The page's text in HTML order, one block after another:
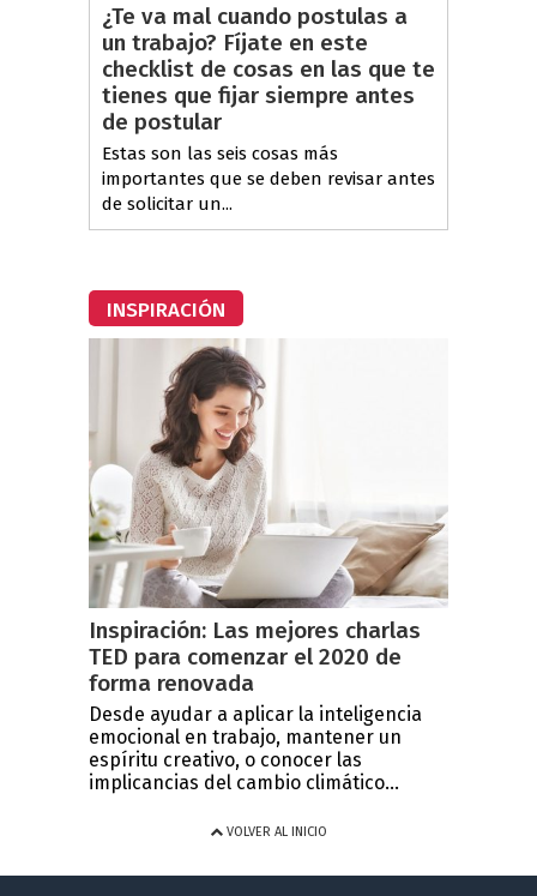
¿Te va mal cuando postulas a
un trabajo? Fíjate en este
checklist de cosas en las que te
tienes que fijar siempre antes
de postular
Estas son las seis cosas más
importantes que se deben revisar antes
de solicitar un...
INSPIRACIÓN
Inspiración: Las mejores charlas
TED para comenzar el 2020 de
forma renovada
Desde ayudar a aplicar la inteligencia
emocional en trabajo, mantener un
espíritu creativo, o conocer las
implicancias del cambio climático...
VOLVER AL INICIO